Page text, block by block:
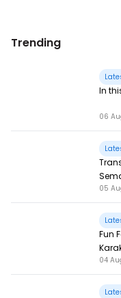
Trending
In
06
05
Fun Fact Spider-Man
04